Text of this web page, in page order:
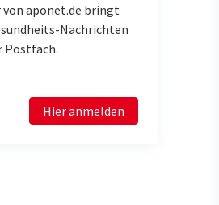
aponet.de bringt
Nachrichten
Postfach.
Hier anmelden